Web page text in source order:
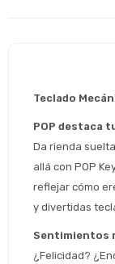
Teclado
POP destaca
Da rienda
allá con POP
reflejar cómo
y divertidas
Sentimientos
¿Felicidad?